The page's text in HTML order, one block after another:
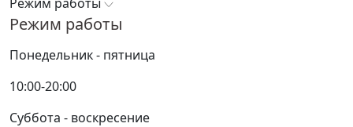
Режим работы
Понедельник - пятница
10:00-20:00
Суббота - воскресение